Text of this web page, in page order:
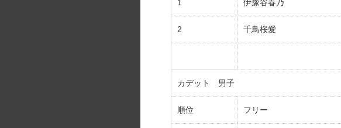
1 伊豫谷春乃
2 千鳥桜愛
カデット 男子
順位 フリー